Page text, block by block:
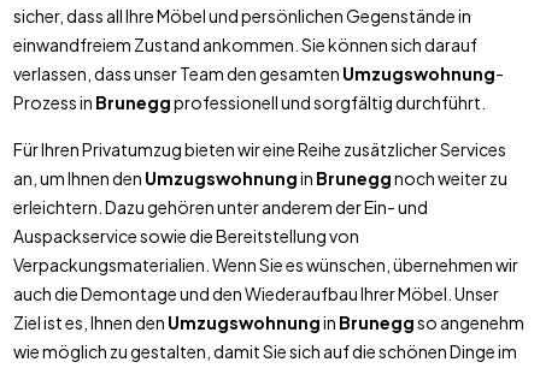
sicher, dass all Ihre Möbel und persönlichen Gegenstände in
einwandfreiem Zustand ankommen. Sie können sich darauf
verlassen, dass unser Team den gesamten Umzugswohnung-
Prozess in Bruneggprofessionell und sorgfältig durchführt.
Für Ihren Privatumzug bieten wir eine Reihe zusätzlicher Services
an, um Ihnen den Umzugswohnungin Bruneggnoch weiter zu
erleichtern. Dazu gehören unter anderem der Ein- und
Auspackservice sowie die Bereitstellung von
Verpackungsmaterialien. Wenn Sie es wünschen, übernehmen wir
auch die Demontage und den Wiederaufbau Ihrer Möbel. Unser
Ziel ist es, Ihnen den Umzugswohnungin Bruneggso angenehm
wie möglich zu gestalten, damit Sie sich auf die schönen Dinge im